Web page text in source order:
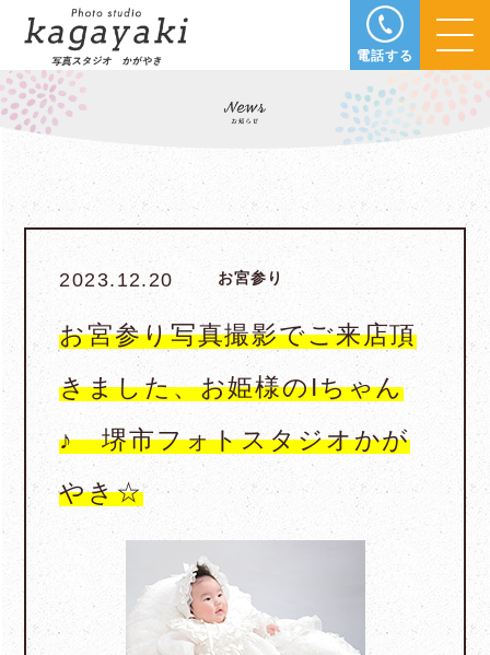
電話する
2023.12.20 お宮参り
お宮参り写真撮影でご来店頂
きました、お姫様のIちゃん
♪ 堺市フォトスタジオかが
やき☆